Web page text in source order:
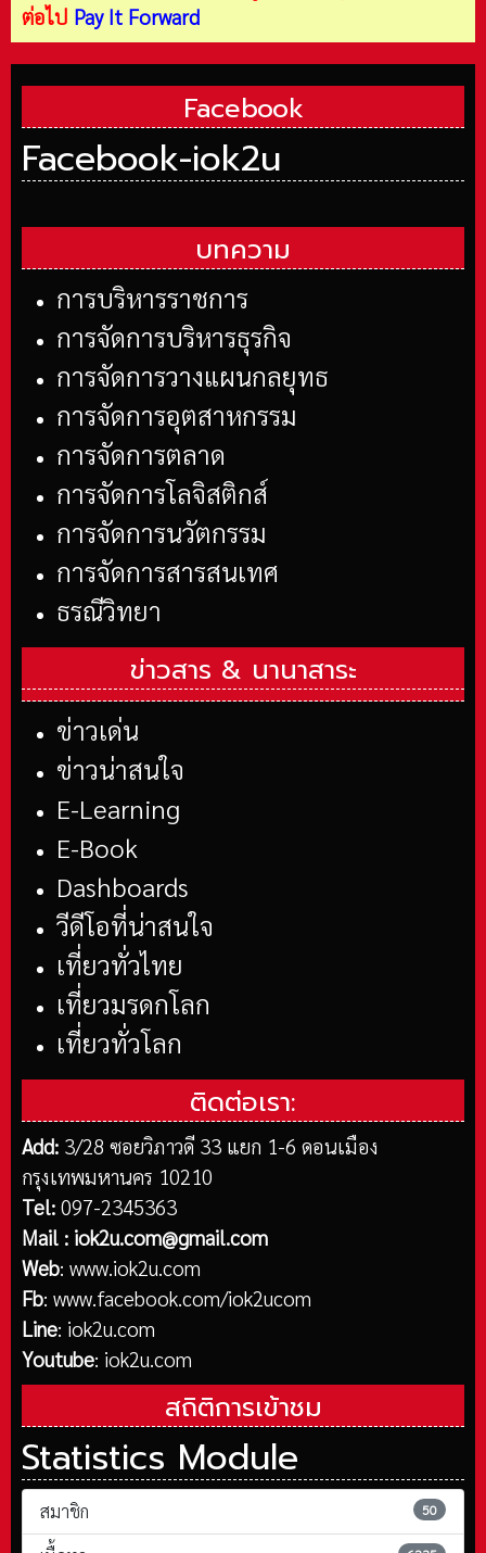
ต่อไป Pay It Forward
Facebook
Facebook-iok2u
บทความ
การบริหารราชการ
การจัดการบริหารธุรกิจ
การจัดการวางแผนกลยุทธ
การจัดการอุตสาหกรรม
การจัดการตลาด
การจัดการโลจิสติกส์
การจัดการนวัตกรรม
การจัดการสารสนเทศ
ธรณีวิทยา
ข่าวสาร & นานาสาระ
ข่าวเด่น
ข่าวน่าสนใจ
E-Learning
E-Book
Dashboards
วีดีโอที่น่าสนใจ
เที่ยวทั่วไทย
เที่ยวมรดกโลก
เที่ยวทั่วโลก
ติดต่อเรา:
Add: 3/28 ซอยวิภาวดี 33 แยก 1-6 ดอนเมือง
กรุงเทพมหานคร 10210
Tel: 097-2345363
Mail : iok2u.com@gmail.com
Web: www.iok2u.com
Fb: www.facebook.com/iok2ucom
Line: iok2u.com
Youtube: iok2u.com
สถิติการเข้าชม
Statistics Module
สมาชิก 50